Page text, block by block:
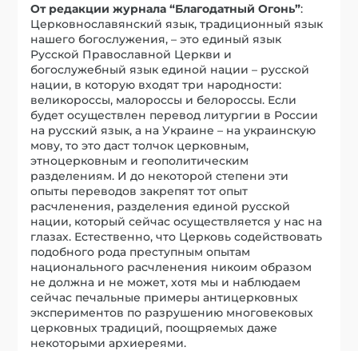
От редакции журнала “Благодатный Огонь”:
Церковнославянский язык, традиционный язык
нашего богослужения, – это единый язык
Русской Православной Церкви и
богослужебный язык единой нации – русской
нации, в которую входят три народности:
великороссы, малороссы и белороссы. Если
будет осуществлен перевод литургии в России
на русский язык, а на Украине – на украинскую
мову, то это даст толчок церковным,
этноцерковным и геополитическим
разделениям. И до некоторой степени эти
опыты переводов закрепят тот опыт
расчленения, разделения единой русской
нации, который сейчас осуществляется у нас на
глазах. Естественно, что Церковь содействовать
подобного рода преступным опытам
национального расчленения никоим образом
не должна и не может, хотя мы и наблюдаем
сейчас печальные примеры антицерковных
экспериментов по разрушению многовековых
церковных традиций, поощряемых даже
некоторыми архиереями.